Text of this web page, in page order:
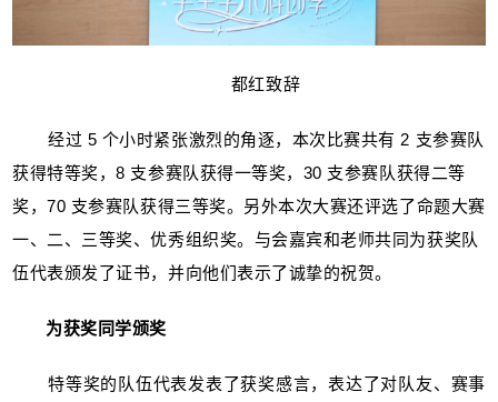
都红致辞
经过 5 个小时紧张激烈的角逐，本次比赛共有 2 支参赛队
获得特等奖，8 支参赛队获得一等奖，30 支参赛队获得二等
奖，70 支参赛队获得三等奖。另外本次大赛还评选了命题大赛
一、二、三等奖、优秀组织奖。与会嘉宾和老师共同为获奖队
伍代表颁发了证书，并向他们表示了诚挚的祝贺。
为获奖同学颁奖
特等奖的队伍代表发表了获奖感言，表达了对队友、赛事